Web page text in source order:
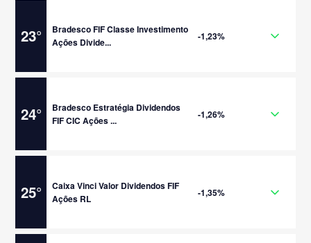
23°
Bradesco FIF Classe Investimento
Ações Divide...
-1,23%
24°
Bradesco Estratégia Dividendos
FIF CIC Ações ...
-1,26%
25°
Caixa Vinci Valor Dividendos FIF
Ações RL
-1,35%